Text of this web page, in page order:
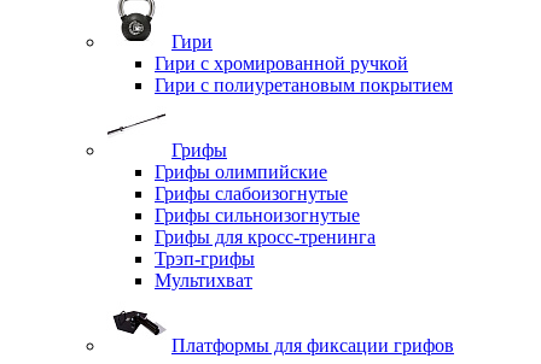
Гири
Гири с хромированной ручкой
Гири с полиуретановым покрытием
Грифы
Грифы олимпийские
Грифы слабоизогнутые
Грифы сильноизогнутые
Грифы для кросс-тренинга
Трэп-грифы
Мультихват
Платформы для фиксации грифов